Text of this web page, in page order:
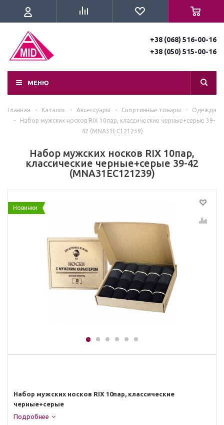
+38 (068) 516-00-16
+38 (050) 515-00-16
МЕНЮ
Главная - Каталог - Аксессуары - Спортивные товары -
Одежда
-
Набор мужских носков RIX 10пар, классические черные+серые 39-
42 (MNA31EC121239)
Набор мужских носков RIX 10пар,
классические черные+серые 39-42
(MNA31EC121239)
Новинки
Набор мужских носков RIX 10пар, классические
черные+серые
Подробнее